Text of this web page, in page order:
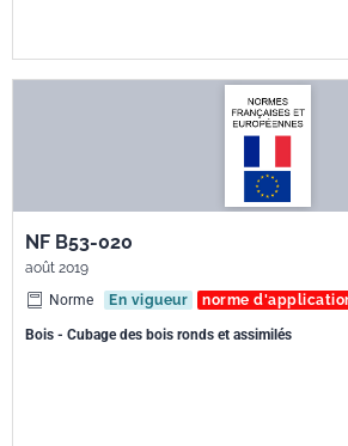
NF B53-020
août 2019
Norme
En vigueur norme
Bois - Cubage des bois ronds et assimilés